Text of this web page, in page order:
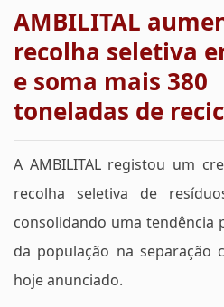
AMBILITAL
recolha seletiva
e soma mais 380
toneladas de
A AMBILITAL registou um
recolha seletiva de
consolidando uma tendência
da população na separação
hoje anunciado.